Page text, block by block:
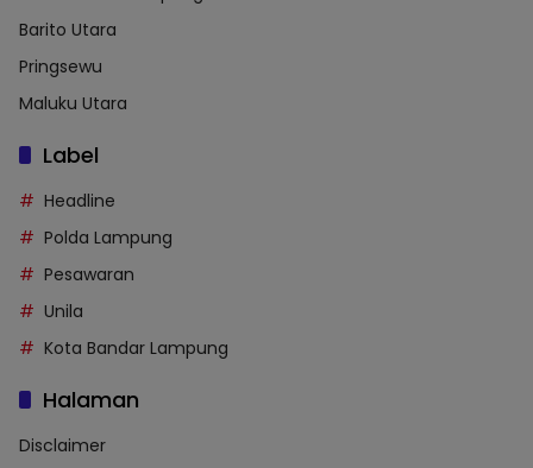
Barito Utara
Pringsewu
Maluku Utara
Label
Headline
Polda Lampung
Pesawaran
Unila
Kota Bandar Lampung
Halaman
Disclaimer